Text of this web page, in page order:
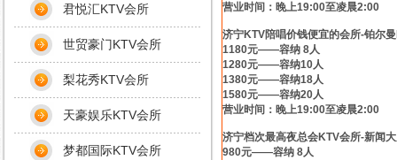
营业时间：晚上19:00至凌晨2:00
济宁KTV陪唱价钱便宜的会所-铂尔
1180元——容纳 8人
1280元——容纳10人
1380元——容纳18人
1580元——容纳20人
营业时间：晚上19:00至凌晨2:00
济宁档次最高夜总会KTV会所-新闻
980元——容纳 8人
君悦汇KTV会所
世贸豪门KTV会所
梨花秀KTV会所
天豪娱乐KTV会所
梦都国际KTV会所